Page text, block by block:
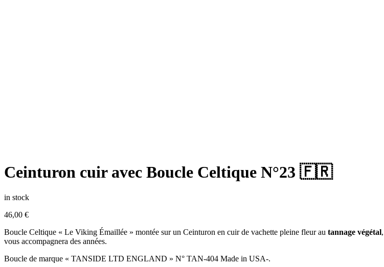
Ceinturon cuir avec Boucle Celtique N°23 🇫🇷
in stock
46,00 €
Boucle Celtique « Le Viking Émaillée » montée sur un Ceinturon en cuir de vachette pleine fleurau tannage végétal,
vous accompagnera des années.
Boucle de marque « TANSIDE LTD ENGLAND » N° TAN-404 Made in USA-.